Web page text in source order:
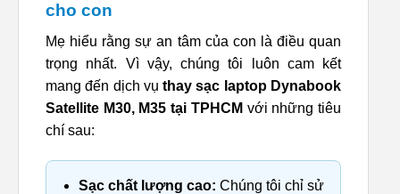
cho con
Mẹ hiểu rằng sự an tâm của con là điều quan
trọng nhất. Vì vậy, chúng tôi luôn cam kết
mang đến dịch vụthay sạc laptop Dynabook
Satellite M30, M35 tại TPHCM với những tiêu
chí sau:
Sạc chất lượng cao: Chúng tôi chỉ sử